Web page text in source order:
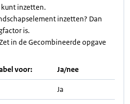
inzetten.
inzetten? Dan
is.
in de Gecombineerde opgave
voor:
Ja/nee
Ja